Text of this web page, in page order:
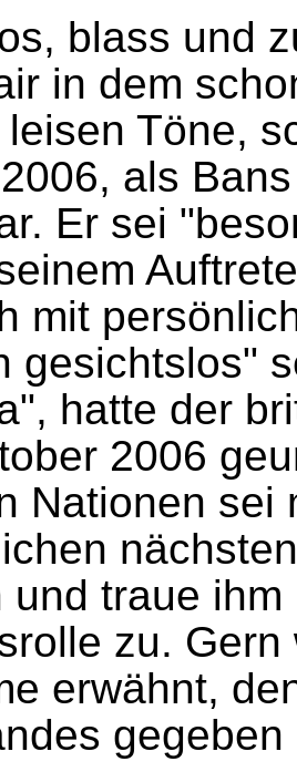
blass und
in dem
Töne,
als
Er sei
mit
gesichtslos"
hatte der
2006
Nationen sei
und traue
zu.
erwähnt,